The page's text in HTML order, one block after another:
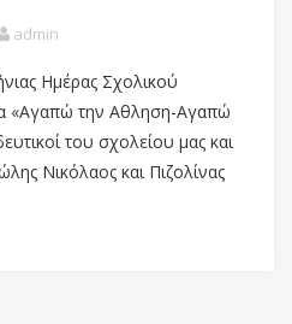
admin
Ημέρας Σχολικού
«Αγαπώ την Αθληση-Αγαπώ
του σχολείου μας και
Νικόλαος και Πιζολίνας